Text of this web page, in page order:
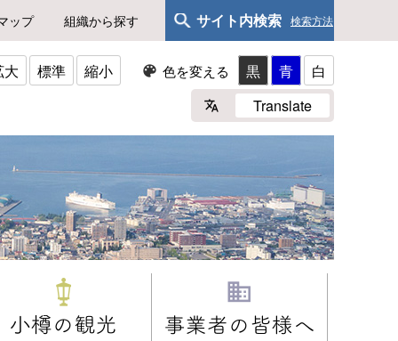
ップ 組織から探す サイト内検索 検索方法
大 標準 縮小 色を変える 黒 青
白
Translate